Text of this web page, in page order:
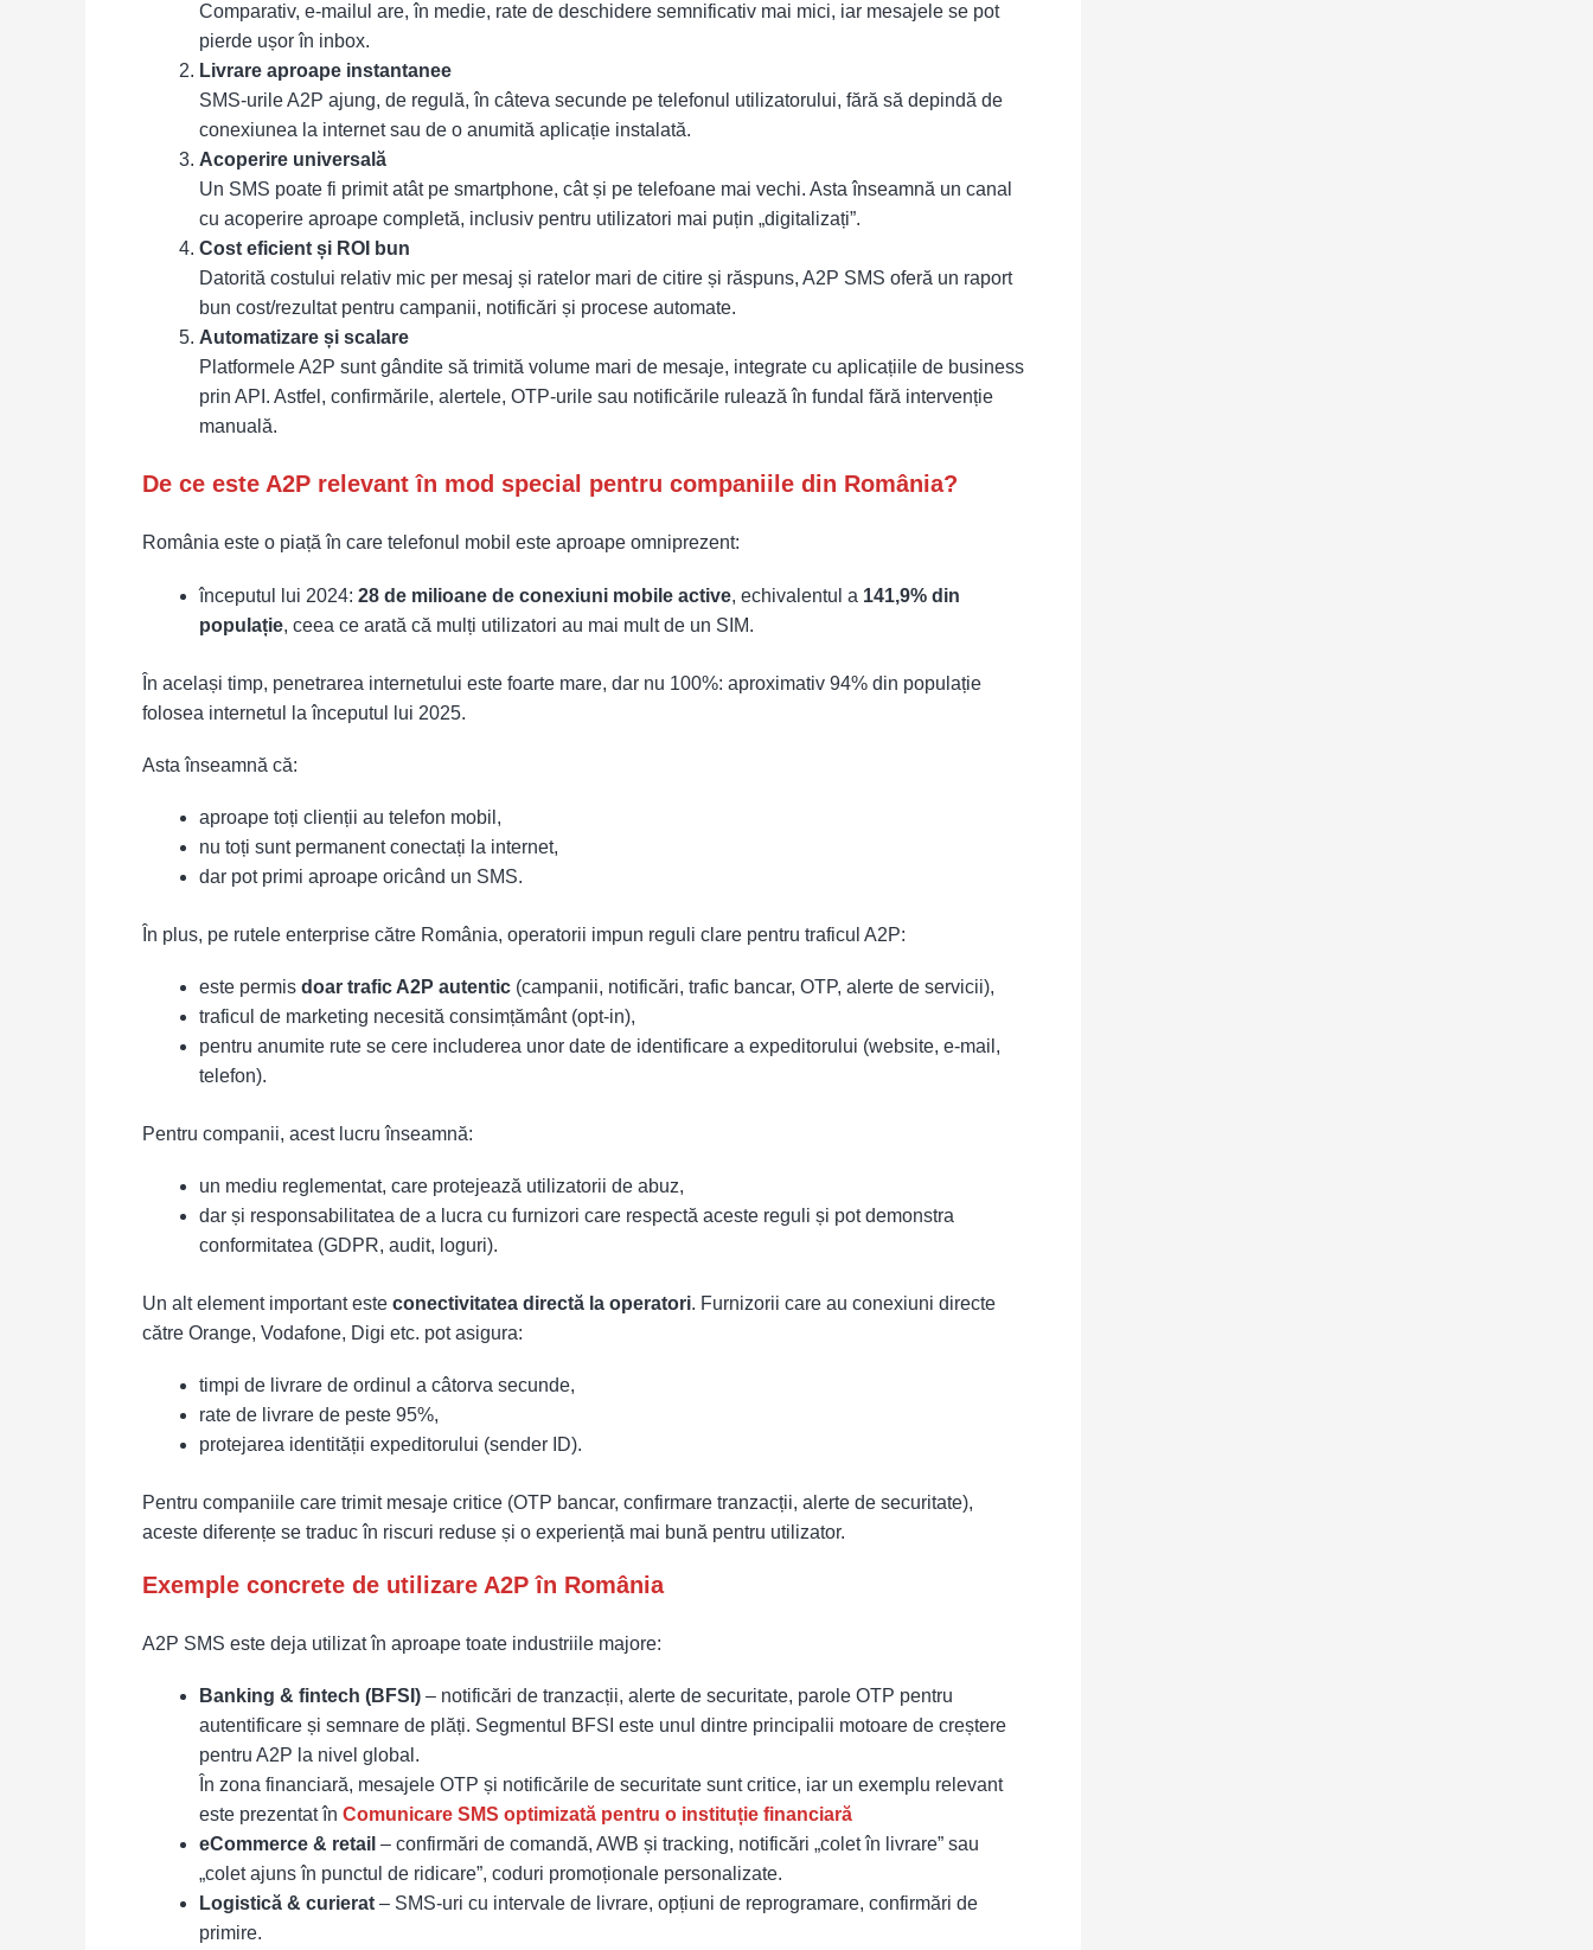
Comparativ, e-mailul are, în medie, rate de deschidere semnificativ mai mici, iar mesajele se pot
pierde ușor în inbox.
Livrare aproape instantanee
SMS-urile A2P ajung, de regulă, în câteva secunde pe telefonul utilizatorului, fără să depindă de
conexiunea la internet sau de o anumită aplicație instalată.
Acoperire universală
Un SMS poate fi primit atât pe smartphone, cât și pe telefoane mai vechi. Asta înseamnă un canal
cu acoperire aproape completă, inclusiv pentru utilizatori mai puțin „digitalizați”.
Cost eficient și ROI bun
Datorită costului relativ mic per mesaj și ratelor mari de citire și răspuns, A2P SMS oferă un raport
bun cost/rezultat pentru campanii, notificări și procese automate.
Automatizare și scalare
Platformele A2P sunt gândite să trimită volume mari de mesaje, integrate cu aplicațiile de business
prin API. Astfel, confirmările, alertele, OTP-urile sau notificările rulează în fundal fără intervenție
manuală.
De ce este A2P relevant în mod special pentru companiile din România?
România este o piață în care telefonul mobil este aproape omniprezent:
începutul lui 2024: 28 de milioane de conexiuni mobile active, echivalentul a 141,9% din
populație, ceea ce arată că mulți utilizatori au mai mult de un SIM.
În același timp, penetrarea internetului este foarte mare, dar nu 100%: aproximativ 94% din populație
folosea internetul la începutul lui 2025.
Asta înseamnă că:
aproape toți clienții au telefon mobil,
nu toți sunt permanent conectați la internet,
dar pot primi aproape oricând un SMS.
În plus, pe rutele enterprise către România, operatorii impun reguli clare pentru traficul A2P:
este permis doar trafic A2P autentic (campanii, notificări, trafic bancar, OTP, alerte de servicii),
traficul de marketing necesită consimțământ (opt-in),
pentru anumite rute se cere includerea unor date de identificare a expeditorului (website, e-mail,
telefon).
Pentru companii, acest lucru înseamnă:
un mediu reglementat, care protejează utilizatorii de abuz,
dar și responsabilitatea de a lucra cu furnizori care respectă aceste reguli și pot demonstra
conformitatea (GDPR, audit, loguri).
Un alt element important este conectivitatea directă la operatori. Furnizorii care au conexiuni directe
către Orange, Vodafone, Digi etc. pot asigura:
timpi de livrare de ordinul a câtorva secunde,
rate de livrare de peste 95%,
protejarea identității expeditorului (sender ID).
Pentru companiile care trimit mesaje critice (OTP bancar, confirmare tranzacții, alerte de securitate),
aceste diferențe se traduc în riscuri reduse și o experiență mai bună pentru utilizator.
Exemple concrete de utilizare A2P în România
A2P SMS este deja utilizat în aproape toate industriile majore:
Banking & fintech (BFSI) – notificări de tranzacții, alerte de securitate, parole OTP pentru
autentificare și semnare de plăți. Segmentul BFSI este unul dintre principalii motoare de creștere
pentru A2P la nivel global.
În zona financiară, mesajele OTP și notificările de securitate sunt critice, iar un exemplu relevant
este prezentat în Comunicare SMS optimizată pentru o instituție financiară
eCommerce & retail – confirmări de comandă, AWB și tracking, notificări „colet în livrare” sau
„colet ajuns în punctul de ridicare”, coduri promoționale personalizate.
Logistică & curierat – SMS-uri cu intervale de livrare, opțiuni de reprogramare, confirmări de
primire.